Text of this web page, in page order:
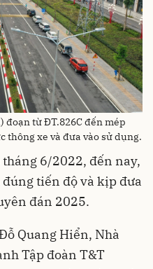
đoạn từ ĐT.826C đến mép
thông xe và đưa vào sử dụng.
6/2022, đến nay,
tiến độ và kịp đưa
đán 2025.
Quang Hiển, Nhà
Tập đoàn T&T